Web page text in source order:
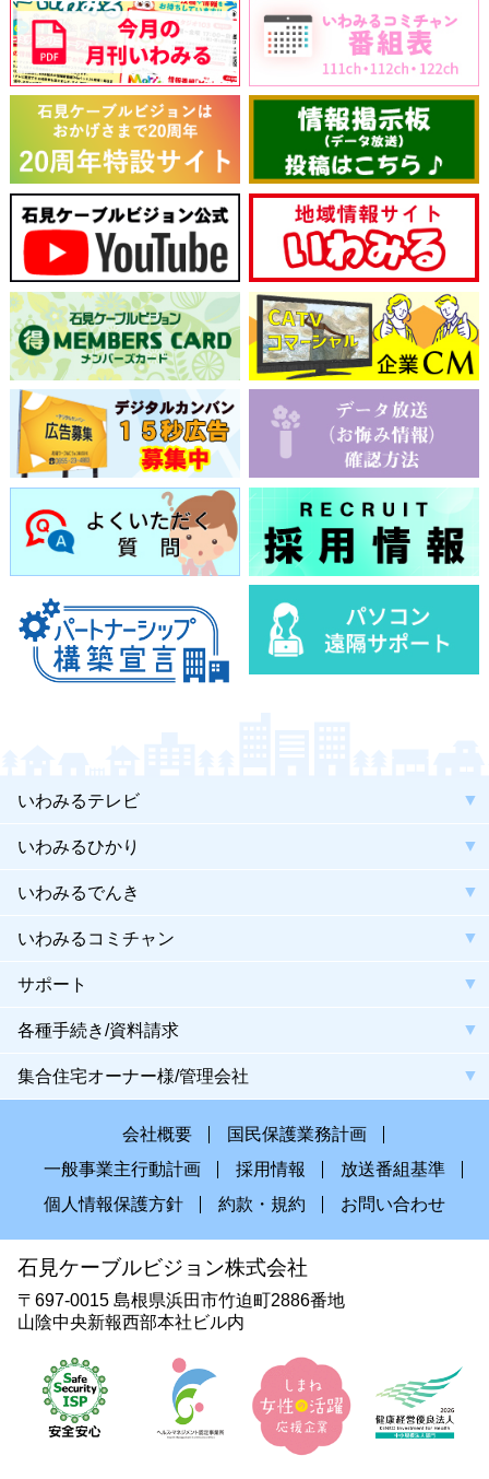
いわみるテレビ
いわみるひかり
いわみるでんき
いわみるコミチャン
サポート
各種手続き/資料請求
集合住宅オーナー様/管理会社
会社概要
国民保護業務計画
一般事業主行動計画
採用情報
放送番組基準
個人情報保護方針
約款・規約 お問い合わせ
石見ケーブルビジョン株式会社
〒697-0015 島根県浜田市竹迫町2886番地
山陰中央新報西部本社ビル内